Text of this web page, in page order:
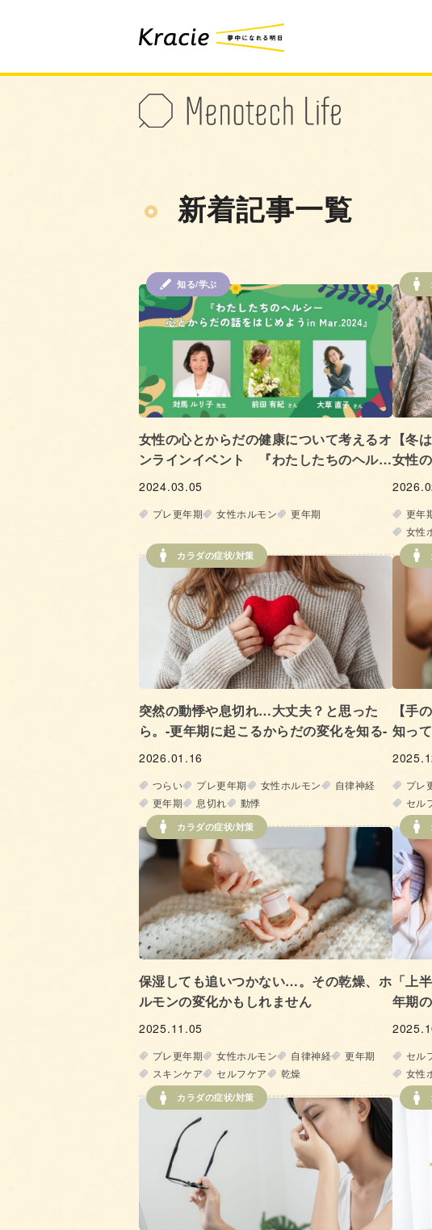
新着記事一覧
知る/学ぶ
女性の心とからだの健康について考えるオ
ンラインイベント 『わたしたちのヘルシ
ー 心とからだの話をはじめようin
2024.03.05
プレ更年期 女性ホルモン 更年期
【冬
女性
更年
女性
カラダの症状/対策
突然の動悸や息切れ…大丈夫？と思った
ら。-更年期に起こるからだの変化を知る-
2026.01.16
つらい プレ更年期 女性ホルモン
自律神経
更年期
息切れ 動悸
【手
知っ
とケ
プレ
セル
カラダの症状/対策
保湿しても追いつかない…。その乾燥、ホ
ルモンの変化かもしれません
2025.11.05
プレ更年期 女性ホルモン 自律神経
更年期
スキンケア
セルフケア 乾燥
「上
年期
体と
セル
女性
カラダの症状/対策